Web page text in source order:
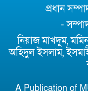
প্রধান
-
নিয়াজ মাখদুম,
অহিদুল ইসলাম,
A Publication of